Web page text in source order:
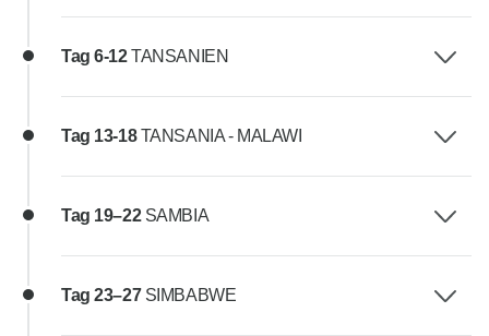
Tag 6-12TANSANIEN
Tag 13-18TANSANIA - MALAWI
Tag 19–22 SAMBIA
Tag 23–27 SIMBABWE